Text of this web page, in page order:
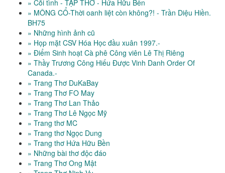
» Cõi tình - TẬP THƠ - Hứa Hữu Bền
» MÔNG CỔ-Thời oanh liệt còn không?! - Trần Diệu Hiền.
BH75
» Những hình ảnh cũ
» Họp mặt CSV Hóa Học đầu xuân 1997.-
» Điểm Sinh hoạt Cà phê Công viên Lê Thị Riêng
» Thầy Trương Công Hiếu Được Vinh Danh Order Of
Canada.-
» Trang Thơ DuKaBay
» Trang Thơ FO May
» Trang Thơ Lan Thảo
» Trang Thơ Lê Ngọc Mỹ
» Trang thơ MC
» Trang thơ Ngọc Dung
» Trang thơ Hứa Hữu Bền
» Những bài thơ độc đáo
» Trang Thơ Ong Mật